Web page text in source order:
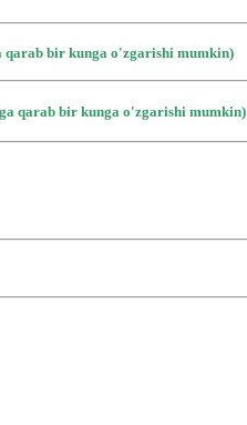
qarab bir kunga o'zgarishi mumkin)
qarab bir kunga o'zgarishi mumkin)